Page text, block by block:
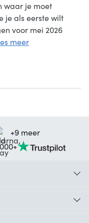
waar je moet
je als eerste wilt
voor mei 2026
meer
+9 meer